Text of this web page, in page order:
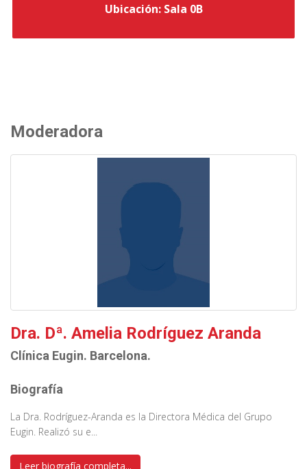
Ubicación: Sala 0B
Moderadora
Dra. Dª. Amelia Rodríguez Aranda
Clínica Eugin. Barcelona.
Biografía
La Dra. Rodríguez-Aranda es la Directora Médica del Grupo
Eugin. Realizó su e...
Leer biografía completa...